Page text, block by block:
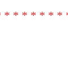
* * * * *